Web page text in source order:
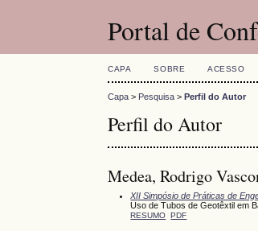
Portal de
CAPA SOBRE ACESSO
Capa > Pesquisa >Perfil do Autor
Perfil do Autor
Medea, Rodrigo
XII Simpósio de Práticas de
Uso de Tubos de Geotêxtil em
RESUMO PDF